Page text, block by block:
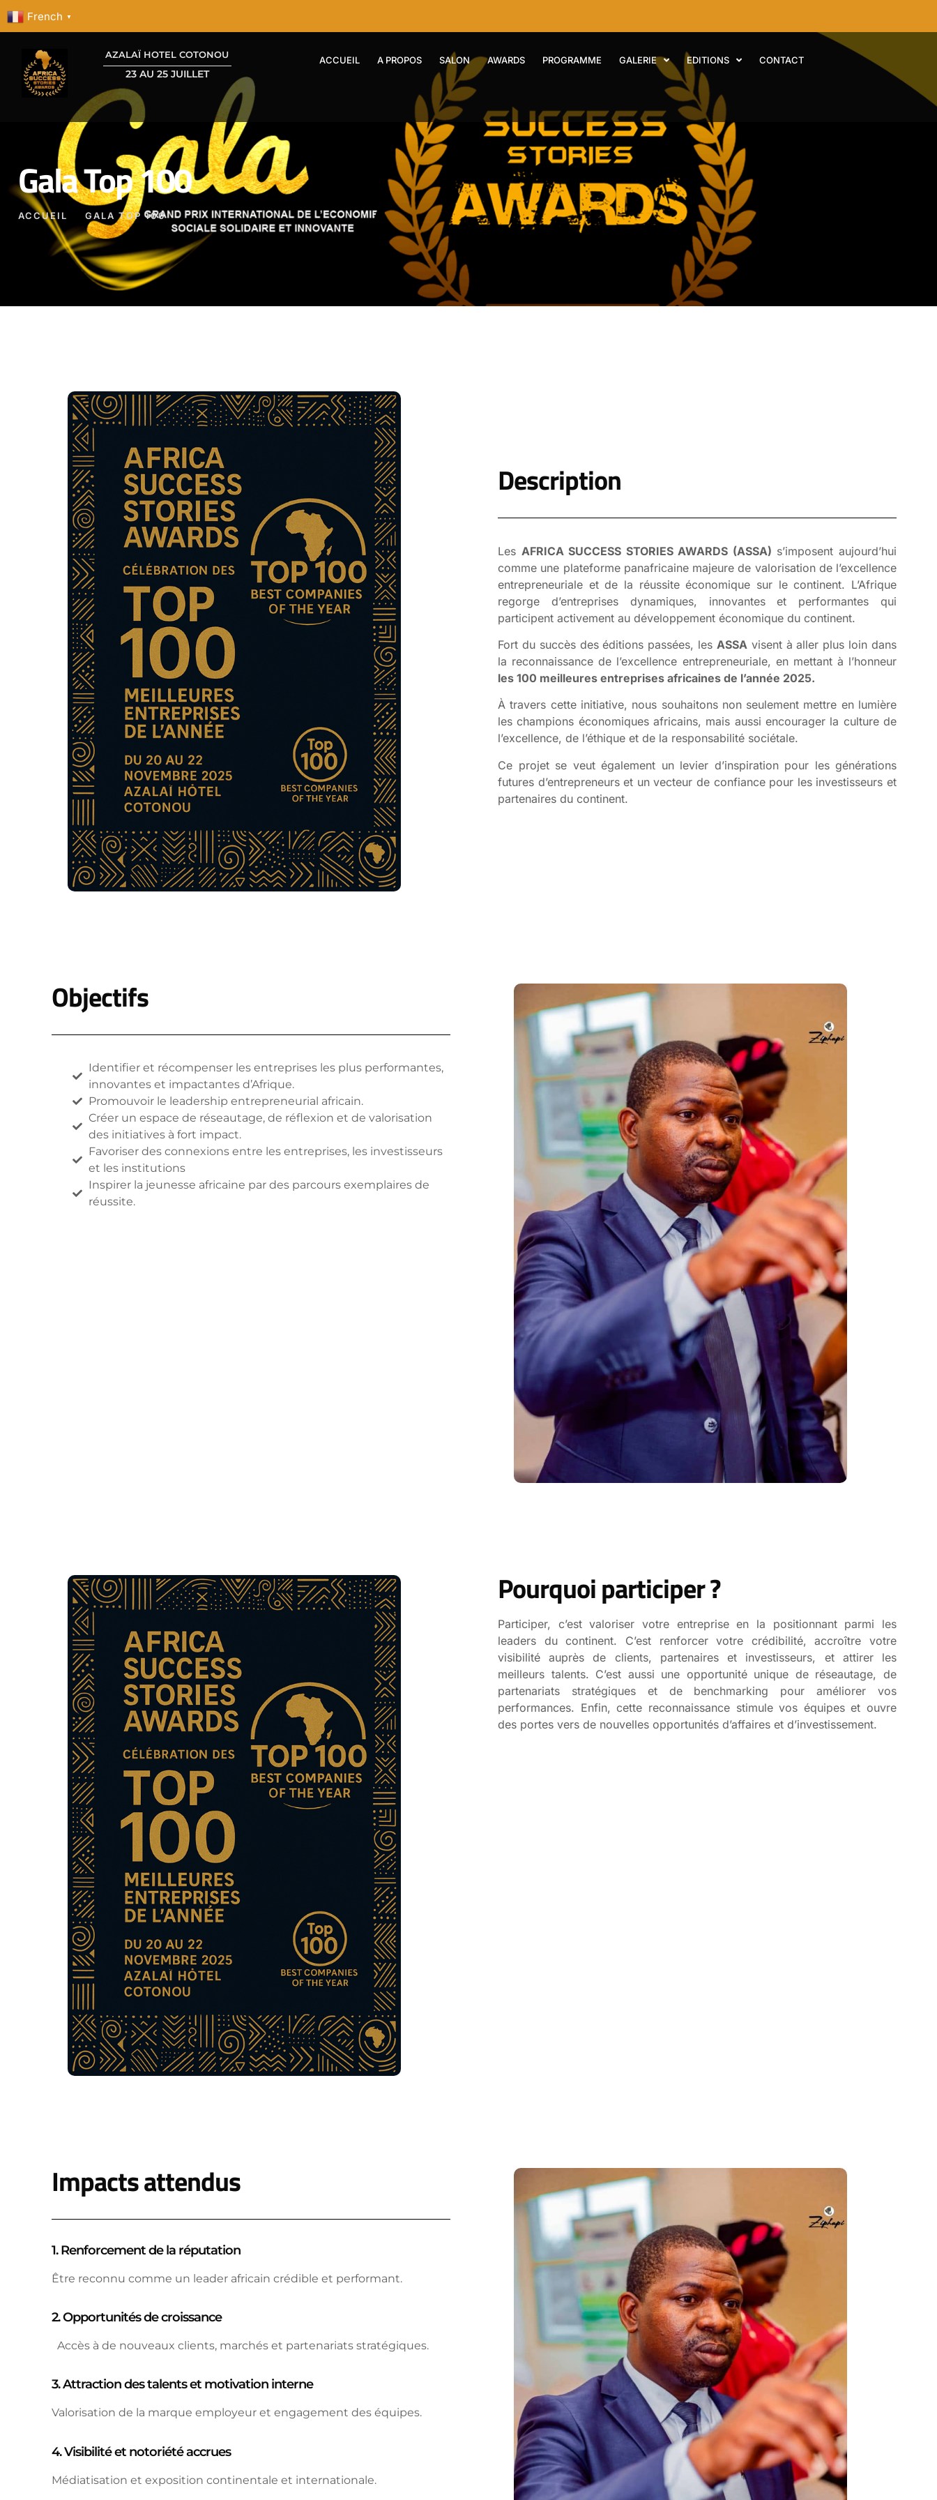
French ▼
AZALAÏ HOTEL COTONOU
23 AU 25 JUILLET
ACCUEIL A PROPOS SALON AWARDS PROGRAMME GALERIE EDITIONS CONTACT
Gala Top 100
ACCUEIL GALA TOP 100
Description
Les AFRICA SUCCESS STORIES AWARDS (ASSA) s’imposent aujourd’hui
comme une plateforme panafricaine majeure de valorisation de l’excellence
entrepreneuriale et de la réussite économique sur le continent. L’Afrique
regorge d’entreprises dynamiques, innovantes et performantes qui
participent activement au développement économique du continent.
Fort du succès des éditions passées, les ASSA visent à aller plus loin dans
la reconnaissance de l’excellence entrepreneuriale, en mettant à l’honneur
les 100 meilleures entreprises africaines de l’année 2025.
À travers cette initiative, nous souhaitons non seulement mettre en lumière
les champions économiques africains, mais aussi encourager la culture de
l’excellence, de l’éthique et de la responsabilité sociétale.
Ce projet se veut également un levier d’inspiration pour les générations
futures d’entrepreneurs et un vecteur de confiance pour les investisseurs et
partenaires du continent.
Objectifs
Identifier et récompenser les entreprises les plus performantes,
innovantes et impactantes d’Afrique.
Promouvoir le leadership entrepreneurial africain.
Créer un espace de réseautage, de réflexion et de valorisation
des initiatives à fort impact.
Favoriser des connexions entre les entreprises, les investisseurs
et les institutions
Inspirer la jeunesse africaine par des parcours exemplaires de
réussite.
Pourquoi participer ?
Participer, c’est valoriser votre entreprise en la positionnant parmi les
leaders du continent. C’est renforcer votre crédibilité, accroître votre
visibilité auprès de clients, partenaires et investisseurs, et attirer les
meilleurs talents. C’est aussi une opportunité unique de réseautage, de
partenariats stratégiques et de benchmarking pour améliorer vos
performances. Enfin, cette reconnaissance stimule vos équipes et ouvre
des portes vers de nouvelles opportunités d’affaires et d’investissement.
Impacts attendus
1. Renforcement de la réputation
Être reconnu comme un leader africain crédible et performant.
2. Opportunités de croissance
Accès à de nouveaux clients, marchés et partenariats stratégiques.
3. Attraction des talents et motivation interne
Valorisation de la marque employeur et engagement des équipes.
4. Visibilité et notoriété accrues
Médiatisation et exposition continentale et internationale.